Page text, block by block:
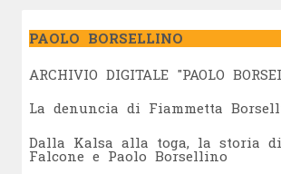
PAOLO BORSELLINO
ARCHIVIO DIGITALE "PAOLO
La denuncia di Fiammetta
Dalla Kalsa alla toga, la storia
Falcone e Paolo Borsellino